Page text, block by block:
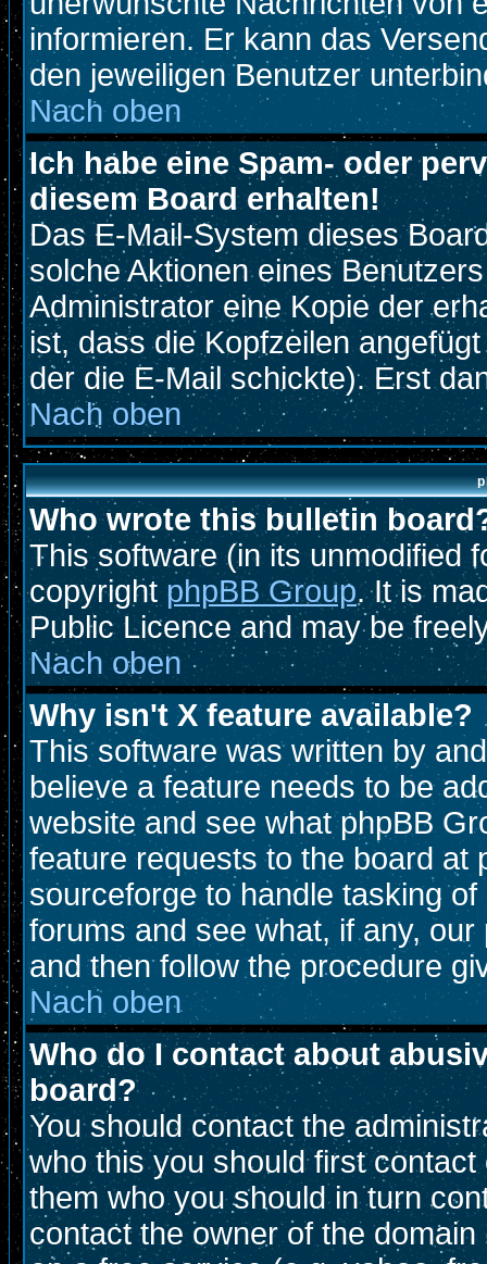
informieren. Er kann das
den jeweiligen Benutzer
Nach oben
Ich habe eine Spam- oder
diesem Board erhalten!
Das E-Mail-System dieses
solche Aktionen eines
Administrator eine Kopie der
ist, dass die Kopfzeilen
der die E-Mail schickte). Erst
Nach oben
Who wrote this bulletin
This software (in its unmodified
copyright phpBB Group. It is
Public Licence and may be
Nach oben
Why isn't X feature available?
This software was written by
believe a feature needs to be
website and see what phpBB
feature requests to the board at
sourceforge to handle tasking
forums and see what, if any,
and then follow the procedure
Nach oben
Who do I contact about
board?
You should contact the
who this you should first
them who you should in turn
contact the owner of the